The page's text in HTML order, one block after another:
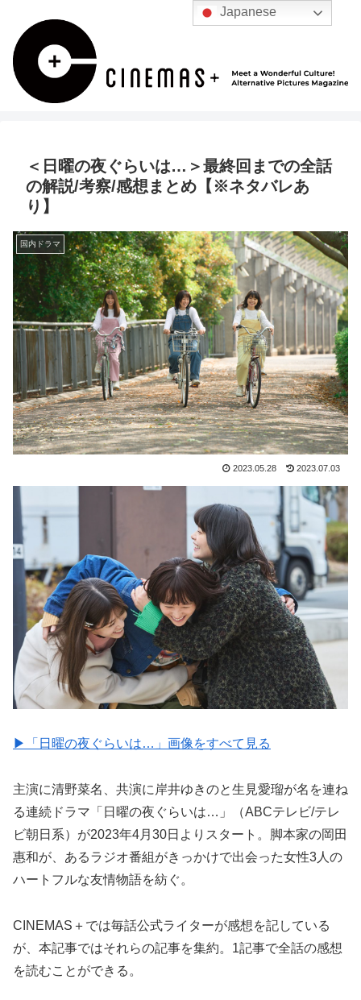
＜日曜の夜ぐらいは…＞最終回までの全話
の解説/考察/感想まとめ【※ネタバレあ
り】
国内ドラマ
2023.05.28 2023.07.03
▶︎「日曜の夜ぐらいは…」画像をすべて見る
主演に清野菜名、共演に岸井ゆきのと生見愛瑠が名を連ね
る連続ドラマ「日曜の夜ぐらいは…」（ABCテレビ/テレ
ビ朝日系）が2023年4月30日よりスタート。脚本家の岡田
惠和が、あるラジオ番組がきっかけで出会った女性3人の
ハートフルな友情物語を紡ぐ。
CINEMAS＋では毎話公式ライターが感想を記している
が、本記事ではそれらの記事を集約。1記事で全話の感想
を読むことができる。
Japanese